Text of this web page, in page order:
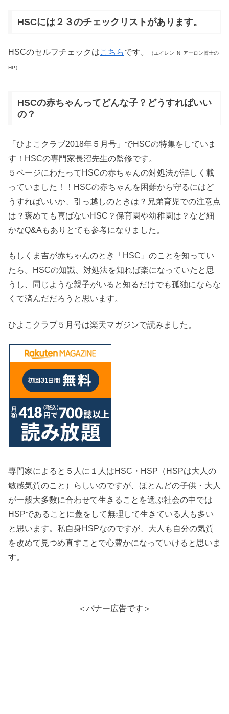
HSCには２３のチェックリストがあります。
HSCのセルフチェックはこちらです。 （エイレン･N･アーロン博士の
HP）
HSCの赤ちゃんってどんな子？どうすればいい
の？
「ひよこクラブ2018年５月号」でHSCの特集をしていま
す！HSCの専門家長沼先生の監修です。
５ページにわたってHSCの赤ちゃんの対処法が詳しく載
っていました！！HSCの赤ちゃんを困難から守るにはど
うすればいいか、引っ越しのときは？兄弟育児での注意点
は？褒めても喜ばないHSC？保育園や幼稚園は？など細
かなQ&Aもありとても参考になりました。
もしくま吉が赤ちゃんのとき「HSC」のことを知ってい
たら。HSCの知識、対処法を知れば楽になっていたと思
うし、同じような親子がいると知るだけでも孤独にならな
くて済んだだろうと思います。
ひよこクラブ５月号は楽天マガジンで読みました。
専門家によると５人に１人はHSC・HSP（HSPは大人の
敏感気質のこと）らしいのですが、ほとんどの子供・大人
が一般大多数に合わせて生きることを選ぶ社会の中では
HSPであることに蓋をして無理して生きている人も多い
と思います。私自身HSPなのですが、大人も自分の気質
を改めて見つめ直すことで心豊かになっていけると思いま
す。
＜バナー広告です＞